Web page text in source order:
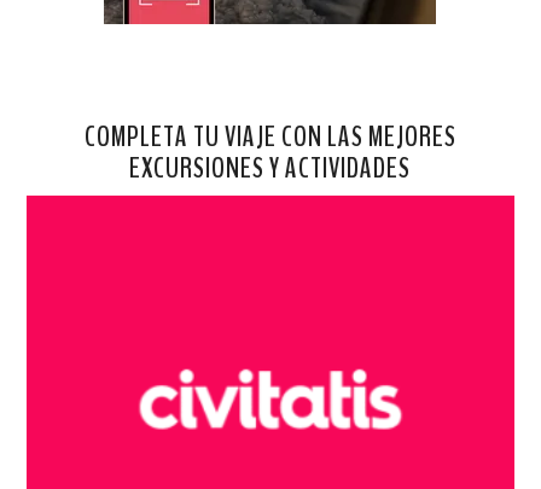
COMPLETA TU VIAJE CON LAS MEJORES
EXCURSIONES Y ACTIVIDADES